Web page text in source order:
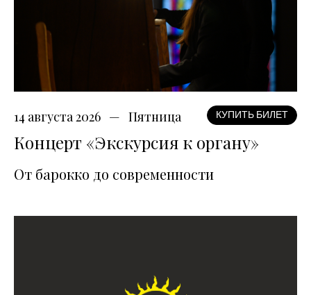
14 августа 2026 Пятница КУПИТЬ БИЛЕТ
Концерт «Экскурсия к органу»
От барокко до современности